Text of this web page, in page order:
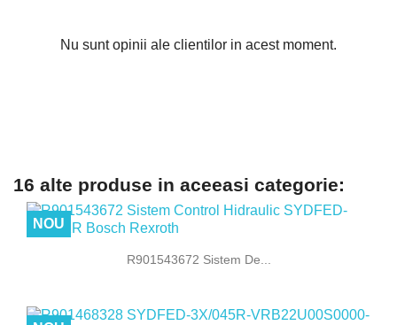
Nu sunt opinii ale clientilor in acest moment.
16 alte produse in aceeasi categorie:
R901543672 Sistem De...
NOU